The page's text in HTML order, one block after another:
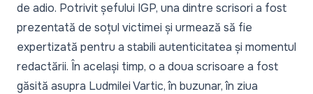
de adio. Potrivit șefului IGP, una dintre scrisori a fost
prezentată de soțul victimei și urmează să fie
expertizată pentru a stabili autenticitatea și momentul
redactării. În același timp, o a doua scrisoare a fost
găsită asupra Ludmilei Vartic, în buzunar, în ziua